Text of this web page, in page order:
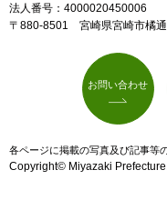
法人番号：4000020450006
〒880-8501 宮崎県宮崎市橘
お問い合わせ
各ページに掲載の写真及び記事等
Copyright© Miyazaki